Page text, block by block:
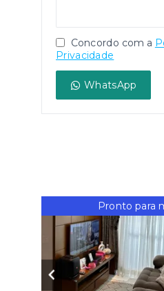
Concordo com a
Privacidade
WhatsApp
Pronto para